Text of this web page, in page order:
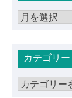
ア
イカテゴリー
カ